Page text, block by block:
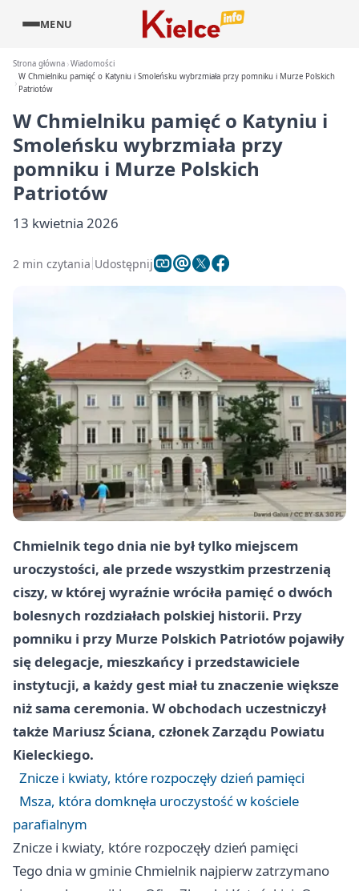
MENU
Strona główna Wiadomości
W Chmielniku pamięć o Katyniu i Smoleńsku wybrzmiała przy pomniku i Murze Polskich
Patriotów
W Chmielniku pamięć o Katyniu i
Smoleńsku wybrzmiała przy
pomniku i Murze Polskich
Patriotów
13 kwietnia 2026
2 min czytania Udostępnij
Chmielnik tego dnia nie był tylko miejscem
uroczystości, ale przede wszystkim przestrzenią
ciszy, w której wyraźnie wróciła pamięć o dwóch
bolesnych rozdziałach polskiej historii. Przy
pomniku i przy Murze Polskich Patriotów pojawiły
się delegacje, mieszkańcy i przedstawiciele
instytucji, a każdy gest miał tu znaczenie większe
niż sama ceremonia. W obchodach uczestniczył
także Mariusz Ściana, członek Zarządu Powiatu
Kieleckiego.
Znicze i kwiaty, które rozpoczęły dzień pamięci
Msza, która domknęła uroczystość w kościele
parafialnym
Znicze i kwiaty, które rozpoczęły dzień pamięci
Tego dnia w gminie Chmielnik najpierw zatrzymano